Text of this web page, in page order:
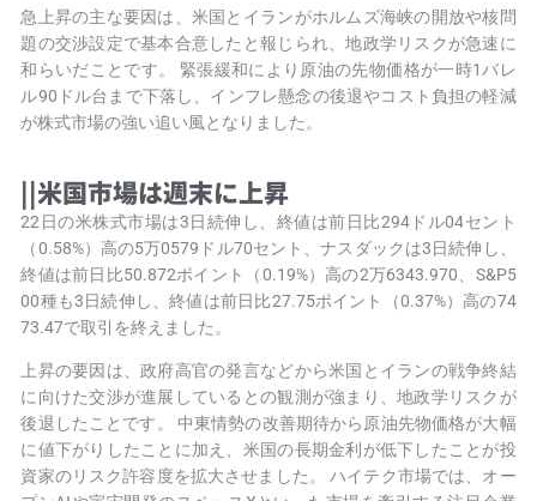
急上昇の主な要因は、米国とイランがホルムズ海峡の開放や核問
題の交渉設定で基本合意したと報じられ、地政学リスクが急速に
和らいだことです。 緊張緩和により原油の先物価格が一時1バレ
ル90ドル台まで下落し、インフレ懸念の後退やコスト負担の軽減
が株式市場の強い追い風となりました。
||米国市場は週末に上昇
22日の米株式市場は3日続伸し、終値は前日比294ドル04セント
（0.58%）高の5万0579ドル70セント、ナスダックは3日続伸し、
終値は前日比50.872ポイント（0.19%）高の2万6343.970、S&P5
00種も3日続伸し、終値は前日比27.75ポイント（0.37%）高の74
73.47で取引を終えました。
上昇の要因は、政府高官の発言などから米国とイランの戦争終結
に向けた交渉が進展しているとの観測が強まり、地政学リスクが
後退したことです。 中東情勢の改善期待から原油先物価格が大幅
に値下がりしたことに加え、米国の長期金利が低下したことが投
資家のリスク許容度を拡大させました。 ハイテク市場では、オー